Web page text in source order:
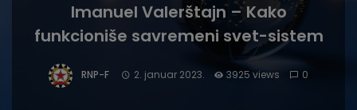
Imanuel Valerštajn – Kako
funkcioniše savremeni svet-sistem
RNP-F 2. januar 2023. 3925 views 0